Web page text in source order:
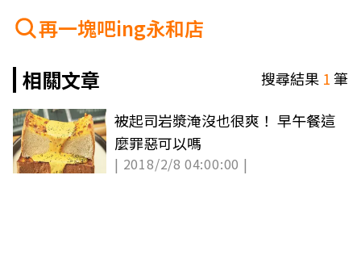
再一塊吧ing永和店
相關文章
搜尋結果 1筆
被起司岩漿淹沒也很爽！ 早午餐這
麼罪惡可以嗎
| 2018/2/8 04:00:00 |